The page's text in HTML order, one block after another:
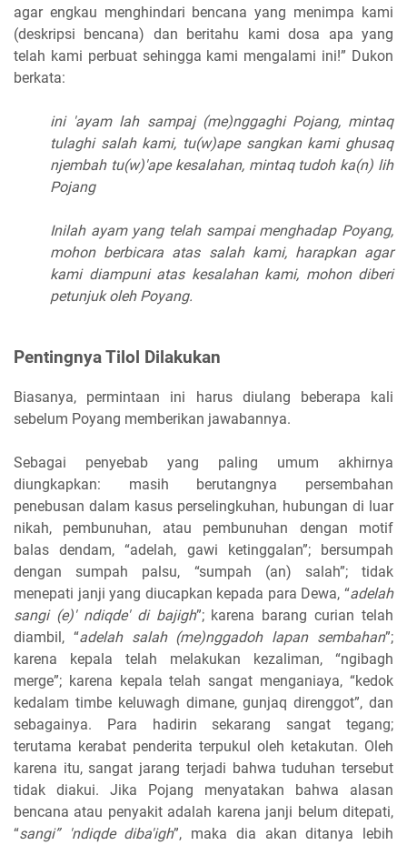
agar engkau menghindari bencana yang menimpa kami
(deskripsi bencana) dan beritahu kami dosa apa yang
telah kami perbuat sehingga kami mengalami ini!” Dukon
berkata:
ini 'ayam lah sampaj (me)nggaghi Pojang, mintaq
tulaghi salah kami, tu(w)ape sangkan kami ghusaq
njembah tu(w)'ape kesalahan, mintaq tudoh ka(n) lih
Pojang
Inilah ayam yang telah sampai menghadap Poyang,
mohon berbicara atas salah kami, harapkan agar
kami diampuni atas kesalahan kami, mohon diberi
petunjuk oleh Poyang.
Pentingnya Tilol Dilakukan
Biasanya, permintaan ini harus diulang beberapa kali
sebelum Poyang memberikan jawabannya.
Sebagai penyebab yang paling umum akhirnya
diungkapkan: masih berutangnya persembahan
penebusan dalam kasus perselingkuhan, hubungan di luar
nikah, pembunuhan, atau pembunuhan dengan motif
balas dendam, “adelah, gawi ketinggalan”; bersumpah
dengan sumpah palsu, “sumpah (an) salah”; tidak
menepati janji yang diucapkan kepada para Dewa, “adelah
sangi (e)' ndiqde' di bajigh”; karena barang curian telah
diambil, “adelah salah (me)nggadoh lapan sembahan”;
karena kepala telah melakukan kezaliman, “ngibagh
merge”; karena kepala telah sangat menganiaya, “kedok
kedalam timbe keluwagh dimane, gunjaq direnggot”, dan
sebagainya. Para hadirin sekarang sangat tegang;
terutama kerabat penderita terpukul oleh ketakutan. Oleh
karena itu, sangat jarang terjadi bahwa tuduhan tersebut
tidak diakui. Jika Pojang menyatakan bahwa alasan
bencana atau penyakit adalah karena janji belum ditepati,
“sangi” 'ndiqde diba'igh”, maka dia akan ditanya lebih